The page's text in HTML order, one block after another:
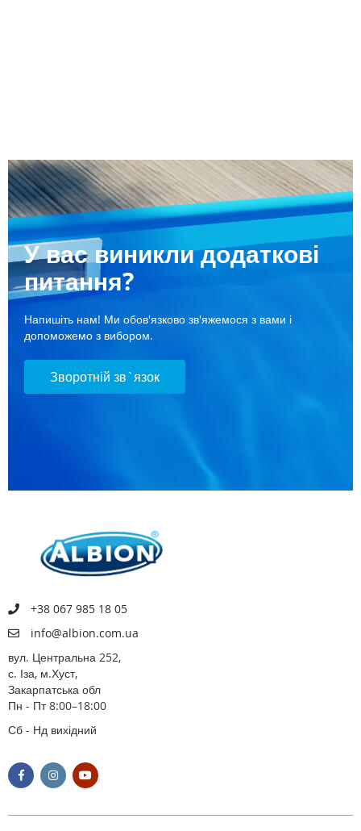
У вас виникли додаткові
питання?
Напишіть нам! Ми обов'язково зв'яжемося з вами і
допоможемо з вибором.
Зворотній зв`язок
+38 067 985 18 05
info@albion.com.ua
вул. Центральна 252,
с. Іза, м.Хуст,
Закарпатська обл
Пн - Пт 8:00–18:00
Сб - Нд вихідний